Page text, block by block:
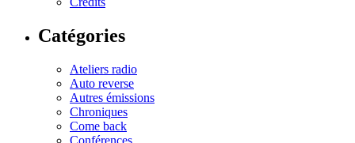
Catégories
Ateliers radio
Auto reverse
Autres émissions
Chroniques
Come back
Conférences